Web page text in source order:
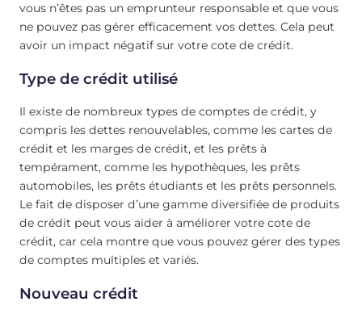
vous n’êtes pas un emprunteur responsable et que vous
ne pouvez pas gérer efficacement vos dettes. Cela peut
avoir un impact négatif sur votre cote de crédit.
Type de crédit utilisé
Il existe de nombreux types de comptes de crédit, y
compris les dettes renouvelables, comme les cartes de
crédit et les marges de crédit, et les prêts à
tempérament, comme les hypothèques, les prêts
automobiles, les prêts étudiants et les prêts personnels.
Le fait de disposer d’une gamme diversifiée de produits
de crédit peut vous aider à améliorer votre cote de
crédit, car cela montre que vous pouvez gérer des types
de comptes multiples et variés.
Nouveau crédit